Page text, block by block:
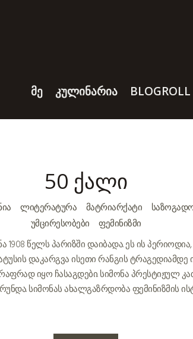
ᲛᲔ ᲙᲣᲚᲘᲜᲐᲠᲘᲐ BLOGROLL
50 ქალი
ᲚᲘᲢᲔᲠᲐᲢᲣᲠᲐ ᲛᲐᲢᲠᲘᲐᲠᲥᲐᲢᲘ
ᲣᲛᲪᲘᲠᲔᲡᲝᲑᲔᲑᲘ
ᲤᲔᲛᲘᲜᲘᲖᲛᲘ
1908 წელს პარიზში დაიბადა. ეს ის
დაკარგვა ისეთი რანგის
იყო ჩასაგდები. სიმონა პრესტიჟულ
სიმონას ახალგაზრდობა ფემინიზმის